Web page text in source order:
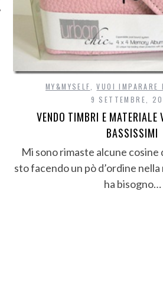
MY&MYSELF ,VUOI IMPARARE
9 SETTEMBRE,
VENDO TIMBRI E MATERIALE
BASSISSIMI
Mi sono rimaste alcune cosine
sto facendo un pò d’ordine
ha bisogno…